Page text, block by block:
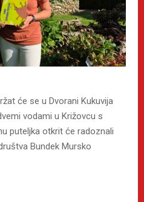
će se u Dvorani Kukuvija
vodami u Križovcu s
puteljka otkrit će radoznali
Bundek Mursko